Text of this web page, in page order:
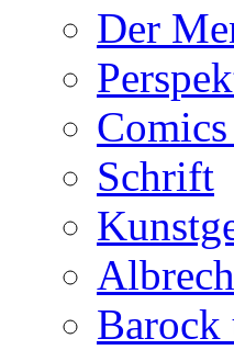
Der
Schrift
Barock